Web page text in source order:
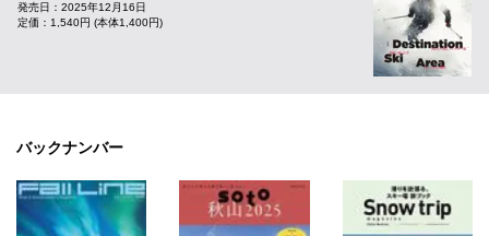
発売日：2025年12月16日
定価：1,540円 (本体1,400円)
バックナンバー